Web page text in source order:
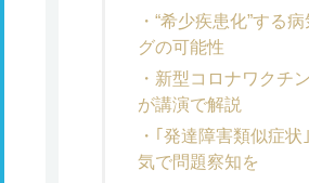
“希少疾患化”する
グの可能性
新型コロナワクチ
が講演で解説
｢発達障害類似症
気で問題察知を